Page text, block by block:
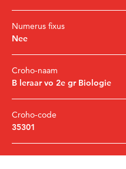
Numerus fixus
Nee
Croho-naam
B leraar vo 2e gr Biologie
Croho-code
35301